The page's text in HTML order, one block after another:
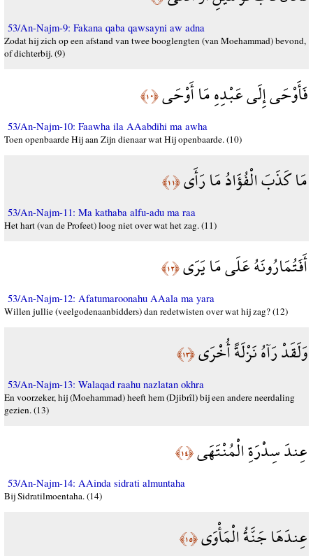
53/An-Najm-9: Fakana qaba qawsayni aw adna
Zodat hij zich op een afstand van twee booglengten (van Moehammad) bevond,
of dichterbij. (9)
فَأَوْحَى إِلَى عَبْدِهِ مَا أَوْحَى﴿١٠﴾
53/An-Najm-10: Faawha ila AAabdihi ma awha
Toen openbaarde Hij aan Zijn dienaar wat Hij openbaarde. (10)
مَا كَذَبَ الْفُؤَادُ مَا رَأَى﴿١١﴾
53/An-Najm-11: Ma kathaba alfu-adu ma raa
Het hart (van de Profeet) loog niet over wat het zag. (11)
أَفَتُمَارُونَهُ عَلَى مَا يَرَى﴿١٢﴾
53/An-Najm-12: Afatumaroonahu AAala ma yara
Willen jullie (veelgodenaanbidders) dan redetwisten over wat hij zag? (12)
وَلَقَدْ رَآهُ نَزْلَةً أُخْرَى﴿١٣﴾
53/An-Najm-13: Walaqad raahu nazlatan okhra
En voorzeker, hij (Moehammad) heeft hem (Djibrîl) bij een andere neerdaling
gezien. (13)
عِندَ سِدْرَةِ الْمُنْتَهَى﴿١٤﴾
53/An-Najm-14: AAinda sidrati almuntaha
Bij Sidratilmoentaha. (14)
عِندَهَا جَنَّةُ الْمَأْوَى﴿١٥﴾